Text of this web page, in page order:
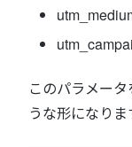
このパラメー
うな形になりま